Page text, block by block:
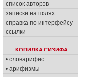
список авторов
записки на полях
справка по интерфейсу
ссылки
КОПИЛКА СИЗИФА
• словарифис
• арифизмы